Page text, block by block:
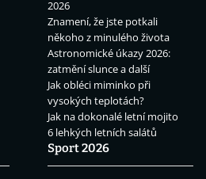
2026
Znamení, že jste potkali
někoho z minulého života
Astronomické úkazy 2026:
zatmění slunce a další
Jak obléci miminko při
vysokých teplotách?
Jak na dokonalé letní mojito
6 lehkých letních salátů
Sport 2026